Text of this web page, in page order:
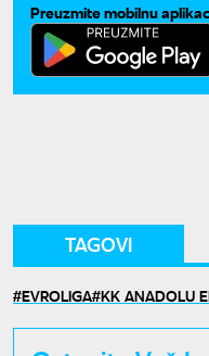
Preuzmite mobilnu
TAGOVI
EVROLIGA KK ANADOLU